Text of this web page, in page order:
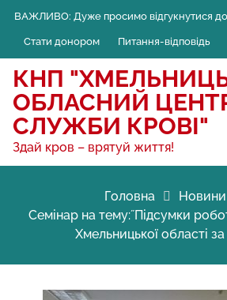
content
ВАЖЛИВО: Дуже просимо відгукнутися
Стати донором Питання-відповідь
КНП
ОБЛАСНИЙ
СЛУЖБИ КРОВІ"
Здай кров – врятуй життя!
Головна
Новини
Семінар на тему:˝Підсумки
Хмельницької області за